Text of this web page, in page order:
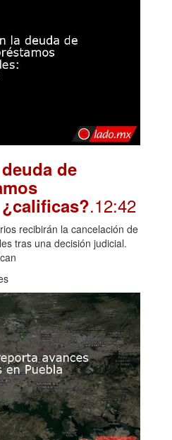
de
.12:42
recibirán la cancelación de
tras una decisión judicial.